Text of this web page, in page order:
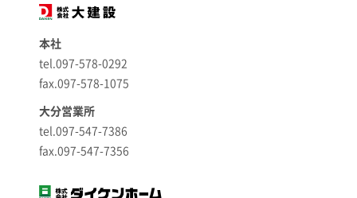
本社
tel.097-578-0292
fax.097-578-1075
大分営業所
tel.097-547-7386
fax.097-547-7356